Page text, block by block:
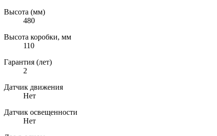
Высота (мм)
480
Высота коробки, мм
110
Гарантия (лет)
2
Датчик движения
Нет
Датчик освещенности
Нет